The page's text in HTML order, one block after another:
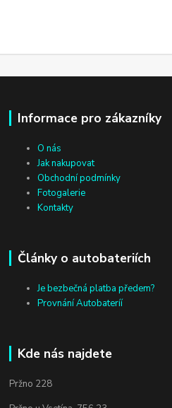
Informace pro zákazníky
O nás
Jak nakupovat
Obchodní podmínky
Fotogalerie
Kontakty
Články o autobateriích
Je bezbečná platba předem?
Provnání Autobateríí
Kde nás najdete
Pržno 228